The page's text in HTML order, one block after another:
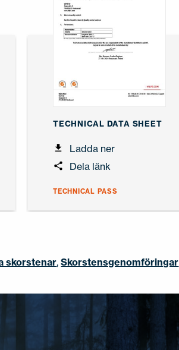
TECHNICAL DATA SHEET
Ladda ner
Dela länk
TECHNICAL PASS
skorstenar,Skorstensgenomföringar